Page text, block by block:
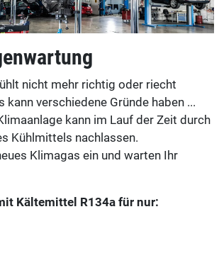
nicht mehr richtig oder riecht
kann verschiedene Gründe haben ...
kann im Lauf der Zeit durch
Kühlmittels nachlassen.
Klimagas ein und warten Ihr
Kältemittel R134a für nur: